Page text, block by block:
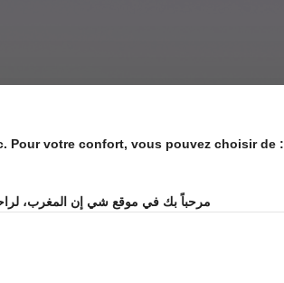
Augmentation du nombre d'abonnés : 88 %
Pour votre confort, vous pouvez choisir de :
مرحباً بك في موقع شي إن المغرب،